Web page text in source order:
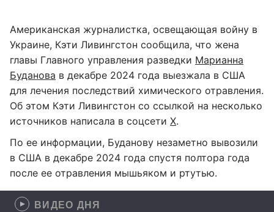
Американская журналистка, освещающая войну в
Украине, Кэти Ливингстон сообщила, что жена
главы Главного управления разведки Марианна
Буданова в декабре 2024 года выезжала в США
для лечения последствий химического отравления.
Об этом Кэти Ливингстон со ссылкой на несколько
источников написала в соцсети Х.
По ее информации, Буданову незаметно вывозили
в США в декабре 2024 года спустя полтора года
после ее отравления мышьяком и ртутью.
ВИДЕО ДНЯ